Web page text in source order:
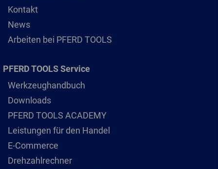
Kontakt
News
Arbeiten bei PFERD TOOLS
PFERD TOOLS Service
Werkzeughandbuch
Downloads
PFERD TOOLS ACADEMY
Leistungen für den Handel
E-Commerce
Drehzahlrechner